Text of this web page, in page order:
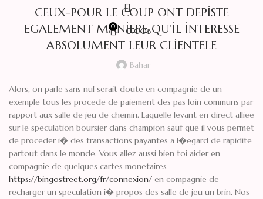
0 0,00₺
CEUX-POUR LE COUP ONT DEPISTE
EGALEMENT MANIERE QU’IL INTERESSE
ABSOLUMENT LEUR CLIENTELE
Bahar
Alors, on parle sans nul serait doute en compagnie de un
exemple tous les procede de paiement des pas loin communs par
rapport aux salle de jeu de chemin. Laquelle levant en direct alliee
sur le speculation boursier dans champion sauf que il vous permet
de proceder i� des transactions payantes a l�egard de rapidite
partout dans le monde. Vous allez aussi bien toi aider en
compagnie de quelques cartes monetaires
https://bingostreet.org/fr/connexion/ en compagnie de
recharger un speculation i� propos des salle de jeu un brin. Nos